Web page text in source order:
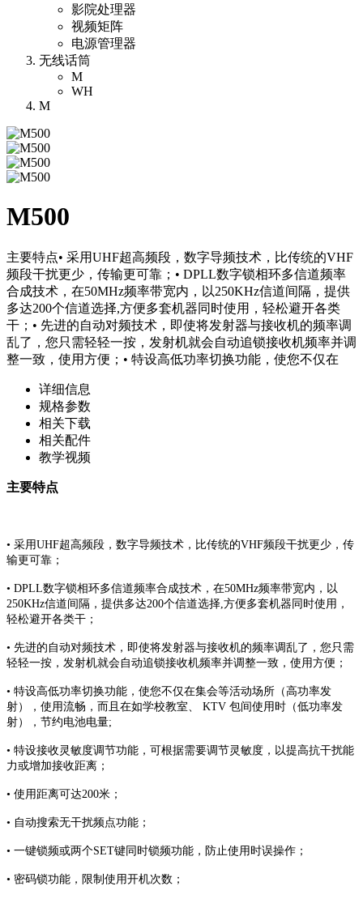
影院处理器
视频矩阵
电源管理器
无线话筒
M
WH
M
M500
主要特点• 采用UHF超高频段，数字导频技术，比传统的VHF
频段干扰更少，传输更可靠；• DPLL数字锁相环多信道频率
合成技术，在50MHz频率带宽内，以250KHz信道间隔，提供
多达200个信道选择,方便多套机器同时使用，轻松避开各类
干；• 先进的自动对频技术，即使将发射器与接收机的频率调
乱了，您只需轻轻一按，发射机就会自动追锁接收机频率并调
整一致，使用方便；• 特设高低功率切换功能，使您不仅在
详细信息
规格参数
相关下载
相关配件
教学视频
主要特点
• 采用UHF超高频段，数字导频技术，比传统的VHF频段干扰更少，传
输更可靠；
• DPLL数字锁相环多信道频率合成技术，在50MHz频率带宽内，以
250KHz信道间隔，提供多达200个信道选择,方便多套机器同时使用，
轻松避开各类干；
• 先进的自动对频技术，即使将发射器与接收机的频率调乱了，您只需
轻轻一按，发射机就会自动追锁接收机频率并调整一致，使用方便；
• 特设高低功率切换功能，使您不仅在集会等活动场所（高功率发
射），使用流畅，而且在如学校教室、 KTV 包间使用时（低功率发
射），节约电池电量;
• 特设接收灵敏度调节功能，可根据需要调节灵敏度，以提高抗干扰能
力或增加接收距离；
• 使用距离可达200米；
• 自动搜索无干扰频点功能；
• 一键锁频或两个SET键同时锁频功能，防止使用时误操作；
• 密码锁功能，限制使用开机次数；